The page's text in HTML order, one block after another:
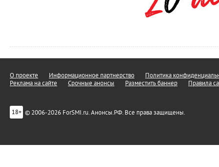
О проекте Информационное партнерство
Политика
Реклама на сайте
Срочные анонсы Разместить баннер Правила
18+ © 2006-2026 ForSMI.ru. Анонсы.РФ. Все права защищены.